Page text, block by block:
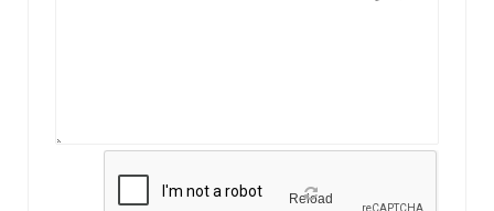
Reload